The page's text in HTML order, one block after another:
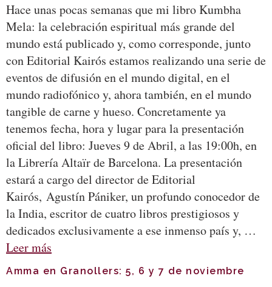
Hace unas pocas semanas que mi libro Kumbha
Mela: la celebración espiritual más grande del
mundo está publicado y, como corresponde, junto
con Editorial Kairós estamos realizando una serie de
eventos de difusión en el mundo digital, en el
mundo radiofónico y, ahora también, en el mundo
tangible de carne y hueso. Concretamente ya
tenemos fecha, hora y lugar para la presentación
oficial del libro: Jueves 9 de Abril, a las 19:00h, en
la Librería Altaïr de Barcelona. La presentación
estará a cargo del director de Editorial
Kairós, Agustín Pániker, un profundo conocedor de
la India, escritor de cuatro libros prestigiosos y
dedicados exclusivamente a ese inmenso país y, …
Leer más
Amma en Granollers: 5, 6 y 7 de noviembre